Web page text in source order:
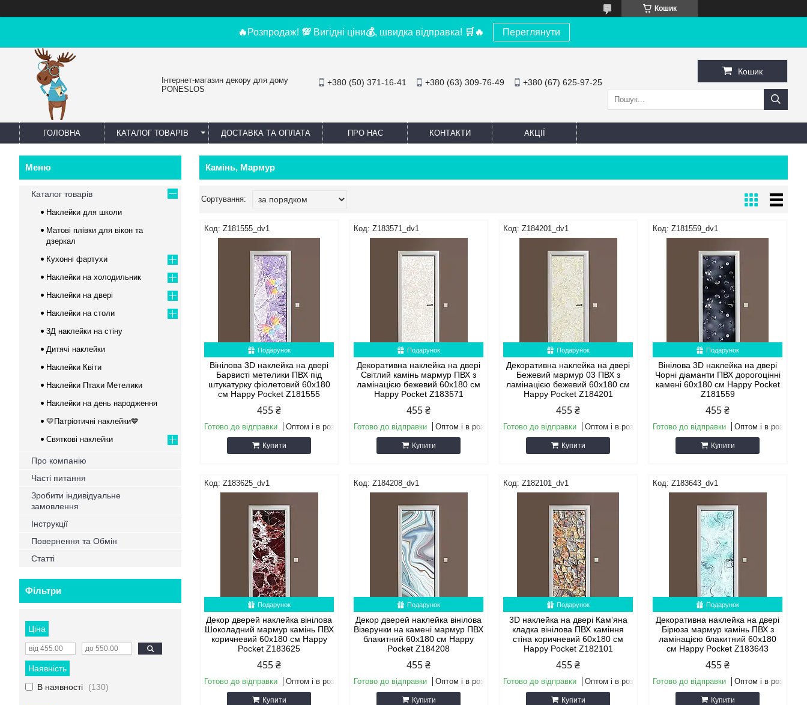
Кошик
🔥 Розпродаж! 💯 Вигідні ціни💰, швидка відправка! 🛒 🔥 Переглянути
Інтернет-магазин декору для дому
PONESLOS
+380 (50) 371-16-41 +380 (63) 309-76-49 +380 (67) 625-97-25
Кошик
ГОЛОВНА КАТАЛОГ ТОВАРІВ ДОСТАВКА ТА ОПЛАТА ПРО НАС КОНТАКТИ АКЦІЇ
Камінь, Мармур
Z181555_dv1
Подарунок
Вінілова 3D наклейка на двері
Барвисті метелики ПВХ під
штукатурку фіолетовий 60х180
см Happy Pocket Z181555
455 ₴
Готово до відправки Оптом і в роздріб
Купити
Z183571_dv1
Подарунок
Декоративна наклейка на двері
Світлий камінь мармур ПВХ з
ламінацією бежевий 60х180 см
Happy Pocket Z183571
455 ₴
Готово до відправки Оптом і в роздріб
Купити
Z184201_dv1
Подарунок
Декоративна наклейка на двері
Бежевий мармур 03 ПВХ з
ламінацією бежевий 60х180 см
Happy Pocket Z184201
455 ₴
Готово до відправки Оптом і в роздріб
Купити
Z181559_dv1
Подарунок
Вінілова 3D наклейка на двері
Чорні діаманти ПВХ дорогоцінні
камені 60х180 см Happy Pocket
Z181559
455 ₴
Готово до відправки Оптом і в роздріб
Купити
Z183625_dv1
Подарунок
Декор дверей наклейка вінілова
Шоколадний мармур камінь ПВХ
коричневий 60х180 см Happy
Pocket Z183625
455 ₴
Готово до відправки Оптом і в роздріб
Купити
Z184208_dv1
Подарунок
Декор дверей наклейка вінілова
Візерунки на камені мармур ПВХ
блакитний 60х180 см Happy
Pocket Z184208
455 ₴
Готово до відправки Оптом і в роздріб
Купити
Z182101_dv1
Подарунок
3D наклейка на двері Кам’яна
кладка вінілова ПВХ каміння
стіна коричневий 60х180 см
Happy Pocket Z182101
455 ₴
Готово до відправки Оптом і в роздріб
Купити
Z183643_dv1
Подарунок
Декоративна наклейка на двері
Бірюза мармур камінь ПВХ з
ламінацією блакитний 60х180
см Happy Pocket Z183643
455 ₴
Готово до відправки Оптом і в роздріб
Купити
Каталог товарів
Наклейки для школи
Матові плівки для вікон та
дзеркал
Кухонні фартухи
Наклейки на холодильник
Наклейки на двері
Наклейки на столи
3Д наклейки на стіну
Дитячі наклейки
Наклейки Квіти
Наклейки Птахи Метелики
Наклейки на день народження
💛Патріотичні наклейки💙
Святкові наклейки
Про компанію
Часті питання
Зробити індивідуальне
замовлення
Інструкції
Повернення та Обмін
Статті
Фільтри
Ціна
Наявність
В наявності
130